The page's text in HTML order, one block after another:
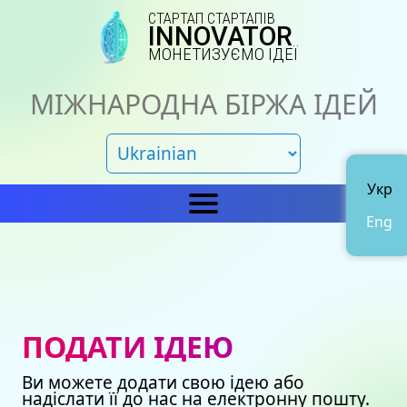
Укр
Eng
СТАРТАП СТАРТАПІВ
INNOVATOR
МОНЕТИЗУЄМО ІДЕЇ
МІЖНАРОДНА БІРЖА ІДЕЙ
Представництва
Наші сертифікати
Каталог ідей
Avto
Подати ідею
ПОДАТИ ІДЕЮ
Ви можете додати свою ідею або
надіслати її до нас на електронну пошту.